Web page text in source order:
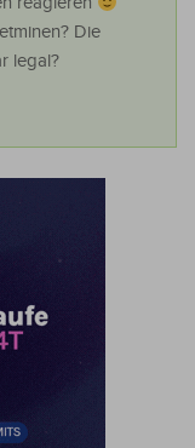
Die
legal?